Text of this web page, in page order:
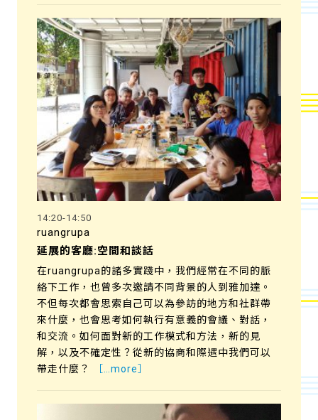
14:20-14:50
ruangrupa
延展的客廳:空間和談話
在ruangrupa的諸多實踐中，我們經常在不同的脈
絡下工作，也曾多次邀請不同背景的人到雅加達。
不但每次都會思索自己可以為參訪的地方和社群帶
來什麼，也會思考如何執行有意義的會議、對話，
和交流。如何面對新的工作模式和方法，新的見
解，以及不確定性？從新的協商和際遇中我們可以
帶走什麼？
［…more］